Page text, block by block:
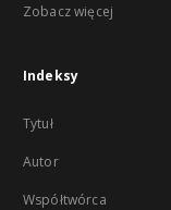
Zobacz więcej
Indeksy
Tytuł
Autor
Współtwórca